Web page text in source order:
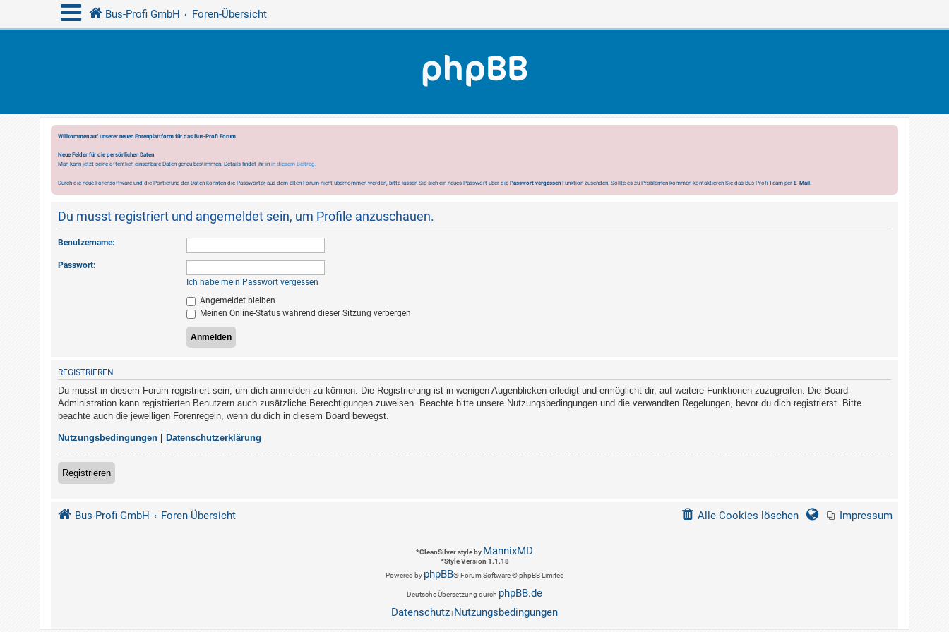
Bus-Profi GmbH Foren-Übersicht
Willkommen auf unserer neuen Forenplattform für das Bus-Profi Forum
Neue Felder für die persönlichen Daten
Man kann jetzt seine öffentlich einsehbare Daten genau bestimmen. Details findet ihr in in diesem Beitrag.
Durch die neue Forensoftware und die Portierung der Daten konnten die Passwörter aus dem alten Forum nicht übernommen werden, bitte lassen Sie sich ein neues Passwort über die Passwort vergessen Funktion zusenden. Sollte es zu Problemen kommen kontaktieren Sie das Bus-Profi Team per E-Mail.
Du musst registriert und angemeldet sein, um Profile anzuschauen.
Benutzername:
Passwort:
Ich habe mein Passwort vergessen
Angemeldet bleiben
Meinen Online-Status während dieser Sitzung verbergen
REGISTRIEREN
Du musst in diesem Forum registriert sein, um dich anmelden zu können. Die Registrierung ist in wenigen Augenblicken erledigt und ermöglicht dir, auf weitere Funktionen zuzugreifen. Die Board-
Administration kann registrierten Benutzern auch zusätzliche Berechtigungen zuweisen. Beachte bitte unsere Nutzungsbedingungen und die verwandten Regelungen, bevor du dich registrierst. Bitte
beachte auch die jeweiligen Forenregeln, wenn du dich in diesem Board bewegst.
Nutzungsbedingungen Datenschutzerklärung
Registrieren
Bus-Profi GmbH Foren-Übersicht Impressum
Alle Cookies löschen
*CleanSilver style by MannixMD
*Style Version 1.1.18
Powered by phpBB® Forum Software © phpBB Limited
Deutsche Übersetzung durch phpBB.de
Datenschutz Nutzungsbedingungen